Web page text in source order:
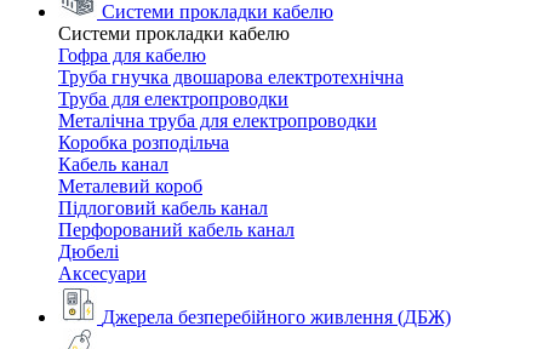
Системи прокладки кабелю
Системи прокладки кабелю
Гофра для кабелю
Труба гнучка двошарова електротехнічна
Труба для електропроводки
Металічна труба для електропроводки
Коробка розподільча
Кабель канал
Металевий короб
Підлоговий кабель канал
Перфорований кабель канал
Дюбелі
Аксесуари
Джерела безперебійного живлення (ДБЖ)